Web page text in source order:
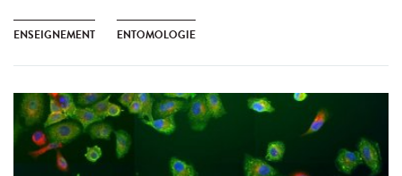
ENSEIGNEMENT ENTOMOLOGIE